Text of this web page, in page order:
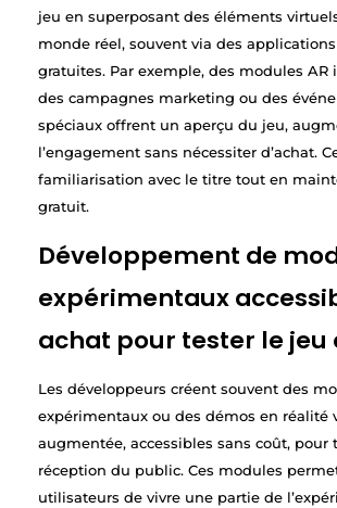
jeu en superposant des éléments
monde réel, souvent via des
gratuites. Par exemple, des modules AR
des campagnes marketing ou des
spéciaux offrent un aperçu du jeu,
l’engagement sans nécessiter d’achat.
familiarisation avec le titre tout en
gratuit.
Développement de
expérimentaux
achat pour tester le jeu
Les développeurs créent souvent des
expérimentaux ou des démos en réalité
augmentée, accessibles sans coût, pour
réception du public. Ces modules
utilisateurs de vivre une partie de